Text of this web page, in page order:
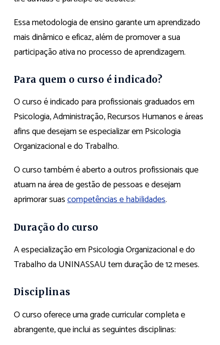
Essa metodologia de ensino garante um aprendizado
mais dinâmico e eficaz, além de promover a sua
participação ativa no processo de aprendizagem.
Para quem o curso é indicado?
O curso é indicado para profissionais graduados em
Psicologia, Administração, Recursos Humanos e áreas
afins que desejam se especializar em Psicologia
Organizacional e do Trabalho.
O curso também é aberto a outros profissionais que
atuam na área de gestão de pessoas e desejam
aprimorar suascompetências e habilidades.
Duração do curso
A especialização em Psicologia Organizacional e do
Trabalho da UNINASSAU tem duração de 12 meses.
Disciplinas
O curso oferece uma grade curricular completa e
abrangente, que inclui as seguintes disciplinas: